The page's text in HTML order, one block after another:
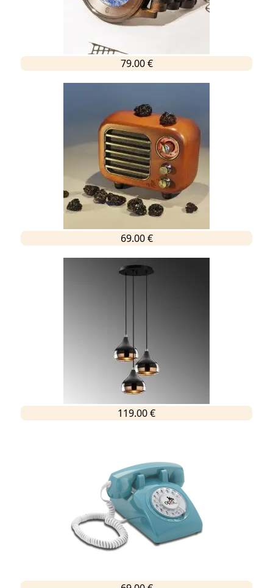
79.00 €
69.00 €
119.00 €